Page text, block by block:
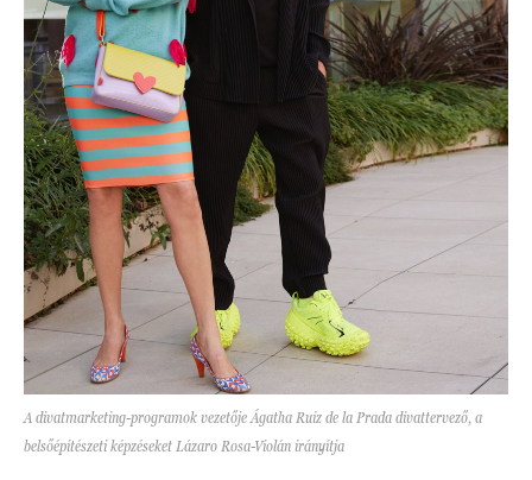
A divatmarketing-programok vezetője Ágatha Ruiz de la Prada divattervező, a
belsőépítészeti képzéseket Lázaro Rosa-Violán irányítja